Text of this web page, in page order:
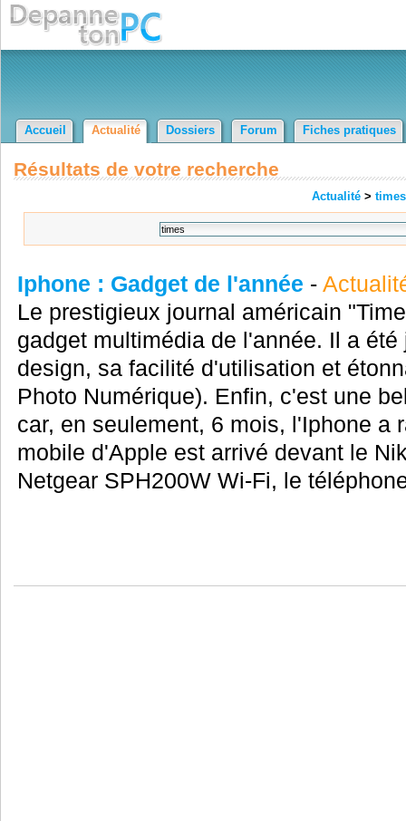
Accueil Actualité Dossiers Forum Fiches pratiques
Résultats de votre recherche
Actualité > times
Iphone : Gadget de l'année -
Le prestigieux journal américain
gadget multimédia de l'année. Il a
design, sa facilité d'utilisation et
Photo Numérique). Enfin, c'est une
car, en seulement, 6 mois, l'Iphone a
mobile d'Apple est arrivé devant le
Netgear SPH200W Wi-Fi, le